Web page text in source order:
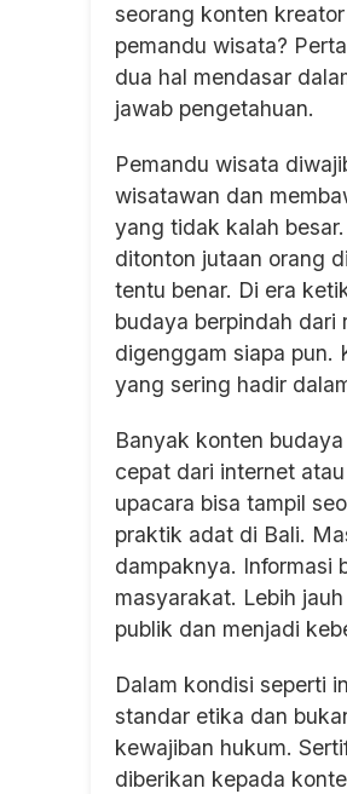
seorang konten
pemandu wisata?
dua hal mendasar
jawab pengetahuan.
Pemandu wisata
wisatawan dan
yang tidak kalah
ditonton jutaan orang
tentu benar. Di era
budaya berpindah dari
digenggam siapa pun.
yang sering hadir
Banyak konten
cepat dari internet
upacara bisa tampil
praktik adat di Bali.
dampaknya. Informasi
masyarakat. Lebih
publik dan menjadi
Dalam kondisi seperti
standar etika dan
kewajiban hukum.
diberikan kepada